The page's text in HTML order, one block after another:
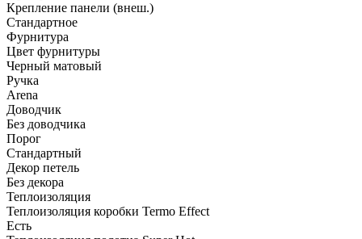
Крепление панели (внеш.)
Стандартное
Фурнитура
Цвет фурнитуры
Черный матовый
Ручка
Arena
Доводчик
Без доводчика
Порог
Стандартный
Декор петель
Без декора
Теплоизоляция
Теплоизоляция коробки Termo Effect
Есть